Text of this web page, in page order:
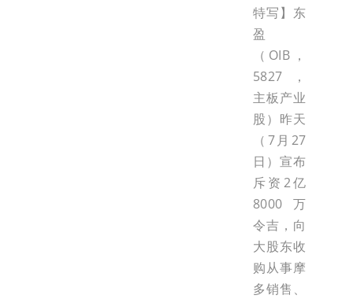
特写】东
盈
（OIB，
5827，
主板产业
股）昨天
（7月27
日）宣布
斥资2亿
8000万
令吉，向
大股东收
购从事摩
多销售、